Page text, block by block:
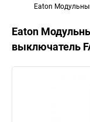
Eaton
Eaton
выключатель